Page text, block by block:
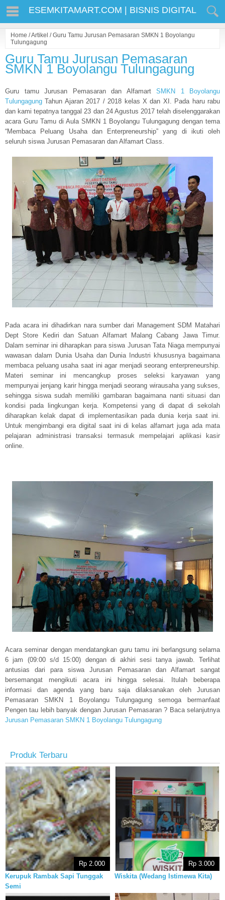
ESEMKITAMART.COM | BISNIS DIGITAL
Home /Artikel /Guru Tamu Jurusan Pemasaran SMKN 1 Boyolangu
Tulungagung
Guru Tamu Jurusan Pemasaran
SMKN 1 Boyolangu Tulungagung
Guru tamu Jurusan Pemasaran dan Alfamart SMKN 1 Boyolangu
Tulungagung Tahun Ajaran 2017 / 2018 kelas X dan XI. Pada haru rabu
dan kami tepatnya tanggal 23 dan 24 Agustus 2017 telah diselenggarakan
acara Guru Tamu di Aula SMKN 1 Boyolangu Tulungagung dengan tema
“Membaca Peluang Usaha dan Enterpreneurship” yang di ikuti oleh
seluruh siswa Jurusan Pemasaran dan Alfamart Class.
Pada acara ini dihadirkan nara sumber dari Management SDM Matahari
Dept Store Kediri dan Satuan Alfamart Malang Cabang Jawa Timur.
Dalam seminar ini diharapkan para siswa Jurusan Tata Niaga mempunyai
wawasan dalam Dunia Usaha dan Dunia Industri khususnya bagaimana
membaca peluang usaha saat ini agar menjadi seorang enterpreneurship.
Materi seminar ini mencangkup proses seleksi karyawan yang
mempunyai jenjang karir hingga menjadi seorang wirausaha yang sukses,
sehingga siswa sudah memiliki gambaran bagaimana nanti situasi dan
kondisi pada lingkungan kerja. Kompetensi yang di dapat di sekolah
diharapkan kelak dapat di implementasikan pada dunia kerja saat ini.
Untuk mengimbangi era digital saat ini di kelas alfamart juga ada mata
pelajaran administrasi transaksi termasuk mempelajari aplikasi kasir
online.
Acara seminar dengan mendatangkan guru tamu ini berlangsung selama
6 jam (09:00 s/d 15:00) dengan di akhiri sesi tanya jawab. Terlihat
antusias dari para siswa Jurusan Pemasaran dan Alfamart sangat
bersemangat mengikuti acara ini hingga selesai. Itulah beberapa
informasi dan agenda yang baru saja dilaksanakan oleh Jurusan
Pemasaran SMKN 1 Boyolangu Tulungagung semoga bermanfaat
Pengen tau lebih banyak dengan Jurusan Pemasaran ? Baca selanjutnya
Jurusan Pemasaran SMKN 1 Boyolangu Tulungagung
Produk Terbaru
Kerupuk Rambak Sapi Tunggak
Semi
Rp 2.000
Wiskita (Wedang Istimewa Kita)
Rp 3.000